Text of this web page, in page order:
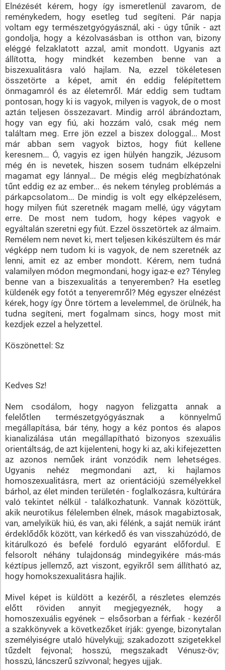
Elnézését kérem, hogy így ismeretlenül zavarom, de
reménykedem, hogy esetleg tud segíteni. Pár napja
voltam egy természetgyógyásznál, aki - úgy tűnik - azt
gondolja, hogy a kézolvasásban is otthon van, bizony
eléggé felzaklatott azzal, amit mondott. Ugyanis azt
állította, hogy mindkét kezemben benne van a
biszexualitásra való hajlam. Na, ezzel tökéletesen
összetörte a képet, amit én eddig felépítettem
önmagamról és az életemről. Már eddig sem tudtam
pontosan, hogy ki is vagyok, milyen is vagyok, de o most
aztán teljesen összezavart. Mindig arról ábrándoztam,
hogy van egy fiú, aki hozzám való, csak még nem
találtam meg. Erre jön ezzel a biszex dologgal... Most
már abban sem vagyok biztos, hogy fiút kellene
keresnem... Ó, vagyis ez igen hülyén hangzik, Jézusom
még én is nevetek, hiszen sosem tudnám elképzelni
magamat egy lánnyal... De mégis elég megbízhatónak
tűnt eddig ez az ember... és nekem tényleg problémás a
párkapcsolatom... De mindig is volt egy elképzelésem,
hogy milyen fiút szeretnék magam mellé, úgy vágytam
erre. De most nem tudom, hogy képes vagyok e
egyáltalán szeretni egy fiút. Ezzel összetörtek az álmaim.
Remélem nem nevet ki, mert teljesen kikészültem és már
végképp nem tudom ki is vagyok, de nem szeretnék az
lenni, amit ez az ember mondott. Kérem, nem tudná
valamilyen módon megmondani, hogy igaz-e ez? Tényleg
benne van a biszexualitás a tenyeremben? Ha esetleg
küldenék egy fotót a tenyeremről? Még egyszer elnézést
kérek, hogy így Önre törtem a levelemmel, de örülnék, ha
tudna segíteni, mert fogalmam sincs, hogy most mit
kezdjek ezzel a helyzettel.
Köszönettel: Sz
Kedves Sz!
Nem csodálom, hogy nagyon felizgatta annak a
felelőtlen természetgyógyásznak a könnyelmű
megállapítása, bár tény, hogy a kéz pontos és alapos
kianalizálása után megállapítható bizonyos szexuális
orientáltság, de azt kijelenteni, hogy ki az, aki kifejezetten
az azonos neműek iránt vonzódik nem lehetséges.
Ugyanis nehéz megmondani azt, ki hajlamos
homoszexualitásra, mert az orientációjú személyekkel
bárhol, az élet minden területén - foglalkozásra, kultúrára
való tekintet nélkül - találkozhatunk. Vannak közöttük,
akik neurotikus félelemben élnek, mások magabiztosak,
van, amelyikük hiú, és van, aki félénk, a saját nemük iránt
érdeklődők között, van kérkedő és van visszahúzódó, de
kitárulkozó és befelé forduló egyaránt előfordul. E
felsorolt néhány tulajdonság mindegyikére más-más
kéztípus jellemző, azt viszont, egyikről sem állítható az,
hogy homokszexualitásra hajlik.
Mivel képet is küldött a kezéről, a részletes elemzés
előtt röviden annyit megjegyeznék, hogy a
homoszexuális egyének – elsősorban a férfiak - kezéről
a szakkönyvek a következőket írják: gyenge, bizonytalan
személyiségre utaló hüvelykujj; szakadozott szigetekkel
tűzdelt fejvonal; hosszú, megszakadt Vénusz-öv;
hosszú, láncszerű szívvonal; hegyes ujjak.